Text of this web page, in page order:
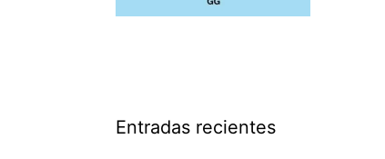
Entradas recientes